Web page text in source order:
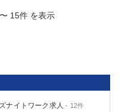
15件 を表示
ナイトワーク求人 - 12件